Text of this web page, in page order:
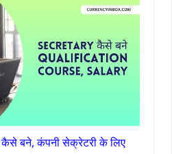
बने, कंपनी सेक्रेटरी के लिए